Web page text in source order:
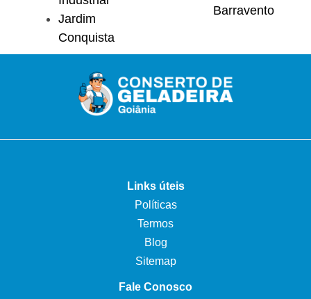
Jardim
Conquista
Barravento
Links úteis
Políticas
Termos
Blog
Sitemap
Fale Conosco